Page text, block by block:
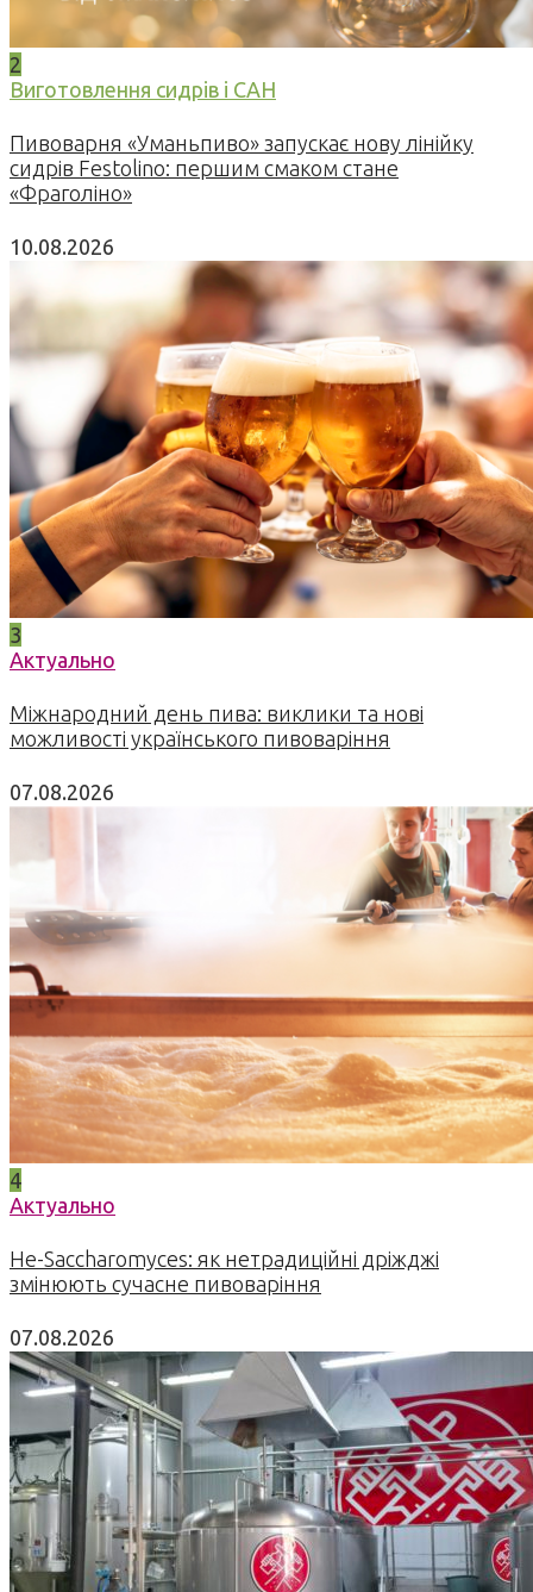
2
Виготовлення сидрів і САН
Пивоварня «Уманьпиво» запускає нову лінійку
сидрів Festolino: першим смаком стане
«Фраголіно»
10.08.2026
3
Актуально
Міжнародний день пива: виклики та нові
можливості українського пивоваріння
07.08.2026
4
Актуально
Не-Saccharomyces: як нетрадиційні дріжджі
змінюють сучасне пивоваріння
07.08.2026